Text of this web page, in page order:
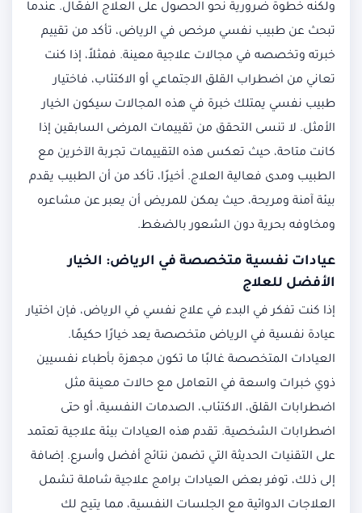
ولكنه خطوة ضرورية نحو الحصول على العلاج الفعّال. عندما
تبحث عن طبيب نفسي مرخص في الرياض، تأكد من تقييم
خبرته وتخصصه في مجالات علاجية معينة. فمثلاً، إذا كنت
تعاني من اضطراب القلق الاجتماعي أو الاكتئاب، فاختيار
طبيب نفسي يمتلك خبرة في هذه المجالات سيكون الخيار
الأمثل. لا تنسى التحقق من تقييمات المرضى السابقين إذا
كانت متاحة، حيث تعكس هذه التقييمات تجربة الآخرين مع
الطبيب ومدى فعالية العلاج. أخيرًا، تأكد من أن الطبيب يقدم
بيئة آمنة ومريحة، حيث يمكن للمريض أن يعبر عن مشاعره
ومخاوفه بحرية دون الشعور بالضغط.
عيادات نفسية متخصصة في الرياض: الخيار
الأفضل للعلاج
إذا كنت تفكر في البدء في علاج نفسي في الرياض، فإن اختيار
عيادة نفسية في الرياض متخصصة يعد خيارًا حكيمًا.
العيادات المتخصصة غالبًا ما تكون مجهزة بأطباء نفسيين
ذوي خبرات واسعة في التعامل مع حالات معينة مثل
اضطرابات القلق، الاكتئاب، الصدمات النفسية، أو حتى
اضطرابات الشخصية. تقدم هذه العيادات بيئة علاجية تعتمد
على التقنيات الحديثة التي تضمن نتائج أفضل وأسرع. إضافة
إلى ذلك، توفر بعض العيادات برامج علاجية شاملة تشمل
العلاجات الدوائية مع الجلسات النفسية، مما يتيح لك